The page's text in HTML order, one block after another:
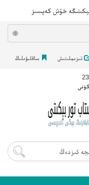
خۇش كەپسىز
🌐
تىزىملىتىش ساقلىۋىلىڭ